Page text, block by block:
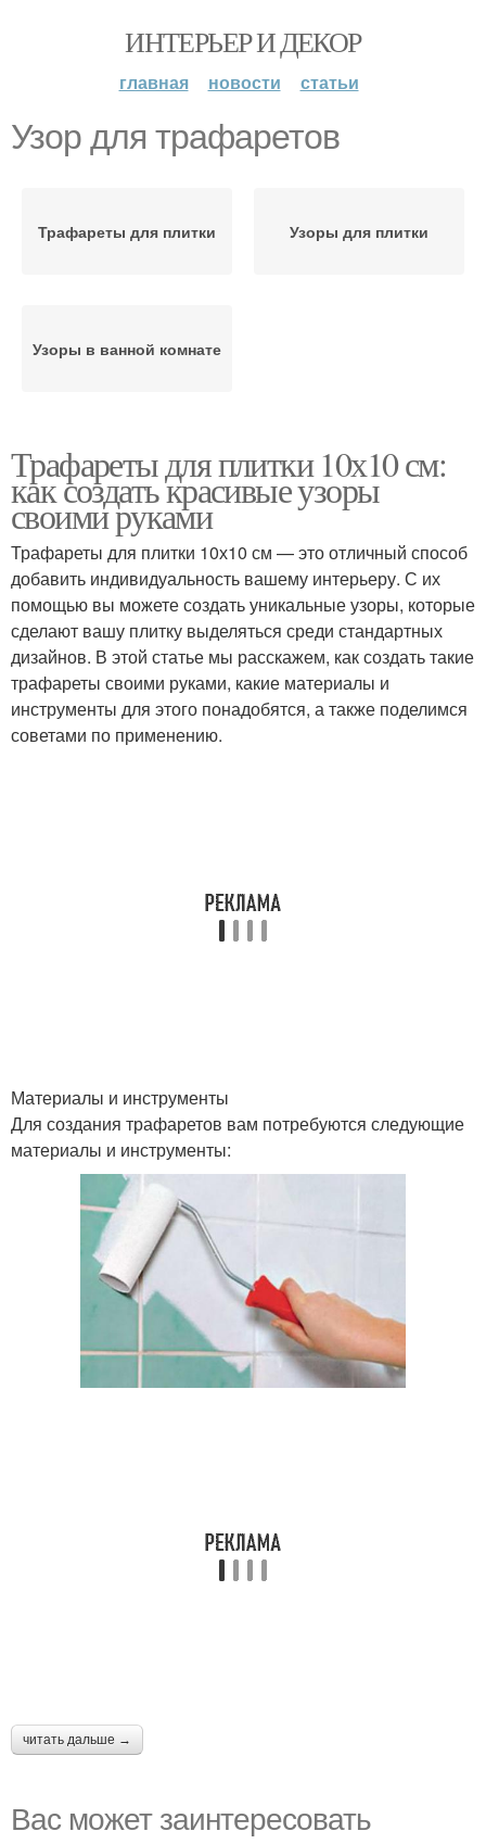
ИНТЕРЬЕР И ДЕКОР
главная новости статьи
Узор для трафаретов
Трафареты для плитки Узоры для плитки
Узоры в ванной комнате
Трафареты для плитки 10х10 см:
как создать красивые узоры
своими руками
Трафареты для плитки 10х10 см — это отличный способ
добавить индивидуальность вашему интерьеру. С их
помощью вы можете создать уникальные узоры, которые
сделают вашу плитку выделяться среди стандартных
дизайнов. В этой статье мы расскажем, как создать такие
трафареты своими руками, какие материалы и
инструменты для этого понадобятся, а также поделимся
советами по применению.
Материалы и инструменты
Для создания трафаретов вам потребуются следующие
материалы и инструменты:
читать дальше →
Вас может заинтересовать